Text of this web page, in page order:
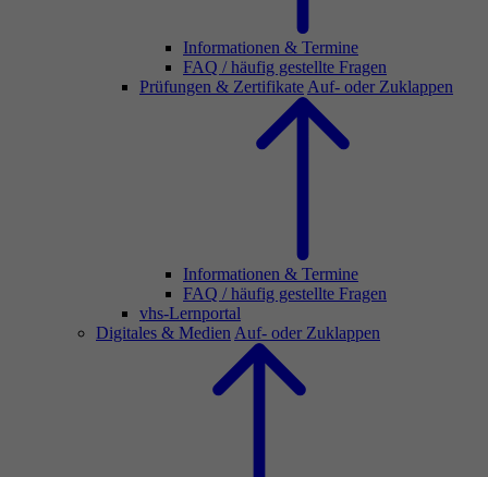
Informationen & Termine
FAQ / häufig gestellte Fragen
Prüfungen & Zertifikate Auf- oder Zuklappen
Informationen & Termine
FAQ / häufig gestellte Fragen
vhs-Lernportal
Digitales & Medien Auf- oder Zuklappen